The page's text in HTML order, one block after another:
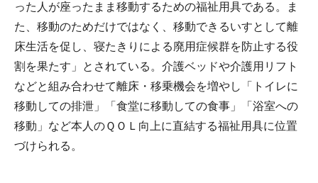
った人が座ったまま移動するための福祉用具である。ま
た、移動のためだけではなく、移動できるいすとして離
床生活を促し、寝たきりによる廃用症候群を防止する役
割を果たす」とされている。介護ベッドや介護用リフト
などと組み合わせて離床・移乗機会を増やし「トイレに
移動しての排泄」「食堂に移動しての食事」「浴室への
移動」など本人のＱＯＬ向上に直結する福祉用具に位置
づけられる。